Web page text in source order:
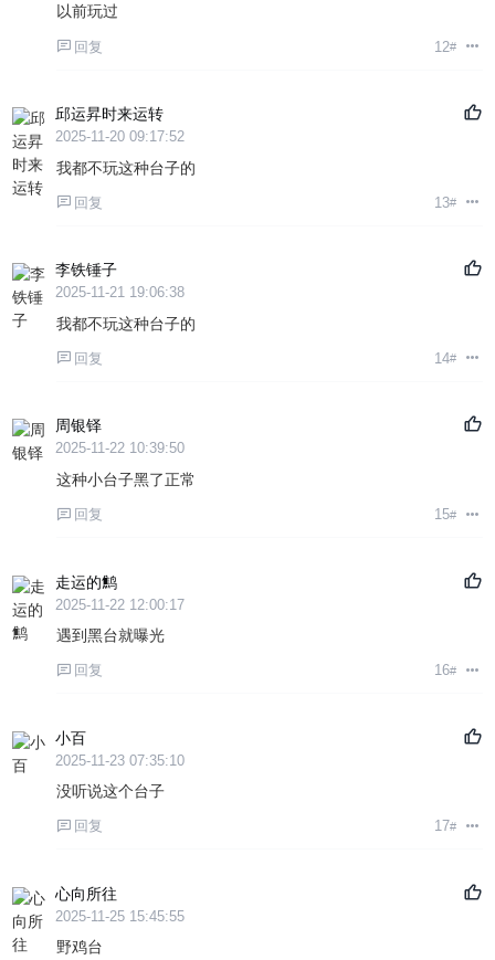
以前玩过
回复 12#
邱运昇时来运转
2025-11-20 09:17:52
我都不玩这种台子的
回复 13#
李铁锤子
2025-11-21 19:06:38
我都不玩这种台子的
回复 14#
周银铎
2025-11-22 10:39:50
这种小台子黑了正常
回复 15#
走运的鹪
2025-11-22 12:00:17
遇到黑台就曝光
回复 16#
小百
2025-11-23 07:35:10
没听说这个台子
回复 17#
心向所往
2025-11-25 15:45:55
野鸡台